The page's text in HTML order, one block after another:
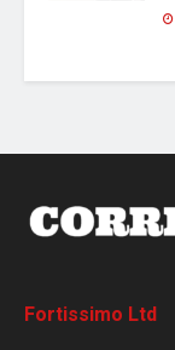
Fortissimo Ltd